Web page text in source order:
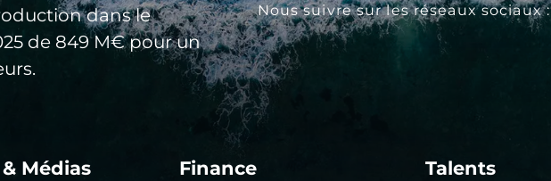
dans le
de 849 M€ pour un
Nous suivre sur les réseaux sociaux :
Médias Finance Talents